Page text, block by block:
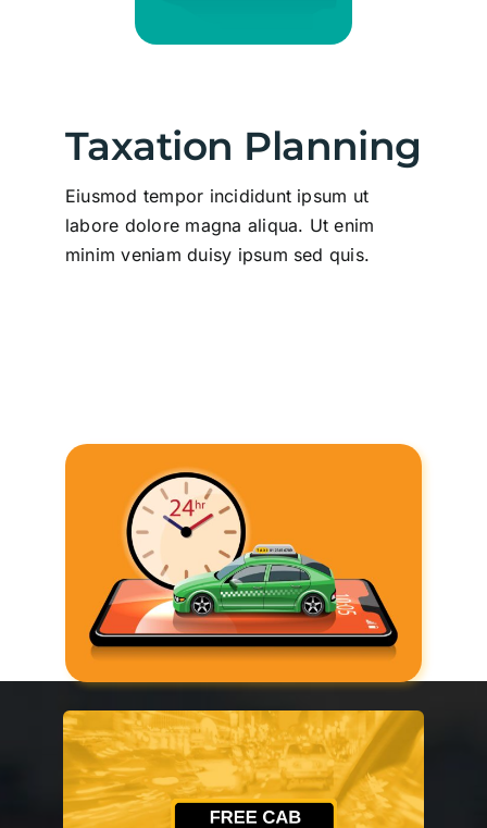
Taxation Planning
Eiusmod tempor incididunt ipsum ut
labore dolore magna aliqua. Ut enim
minim veniam duisy ipsum sed quis.